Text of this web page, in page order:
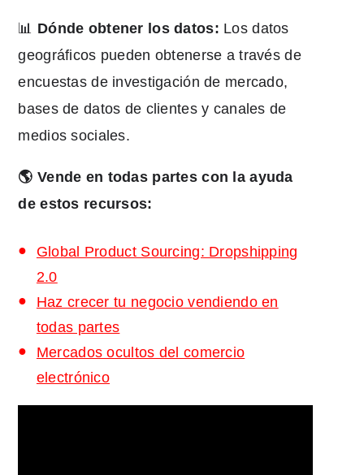
📊 Dónde obtener los datos: Los datos
geográficos pueden obtenerse a través de
encuestas de investigación de mercado,
bases de datos de clientes y canales de
medios sociales.
🌎 Vende en todas partes con la ayuda
de estos recursos:
Global Product Sourcing: Dropshipping
2.0
Haz crecer tu negocio vendiendo en
todas partes
Mercados ocultos del comercio
electrónico